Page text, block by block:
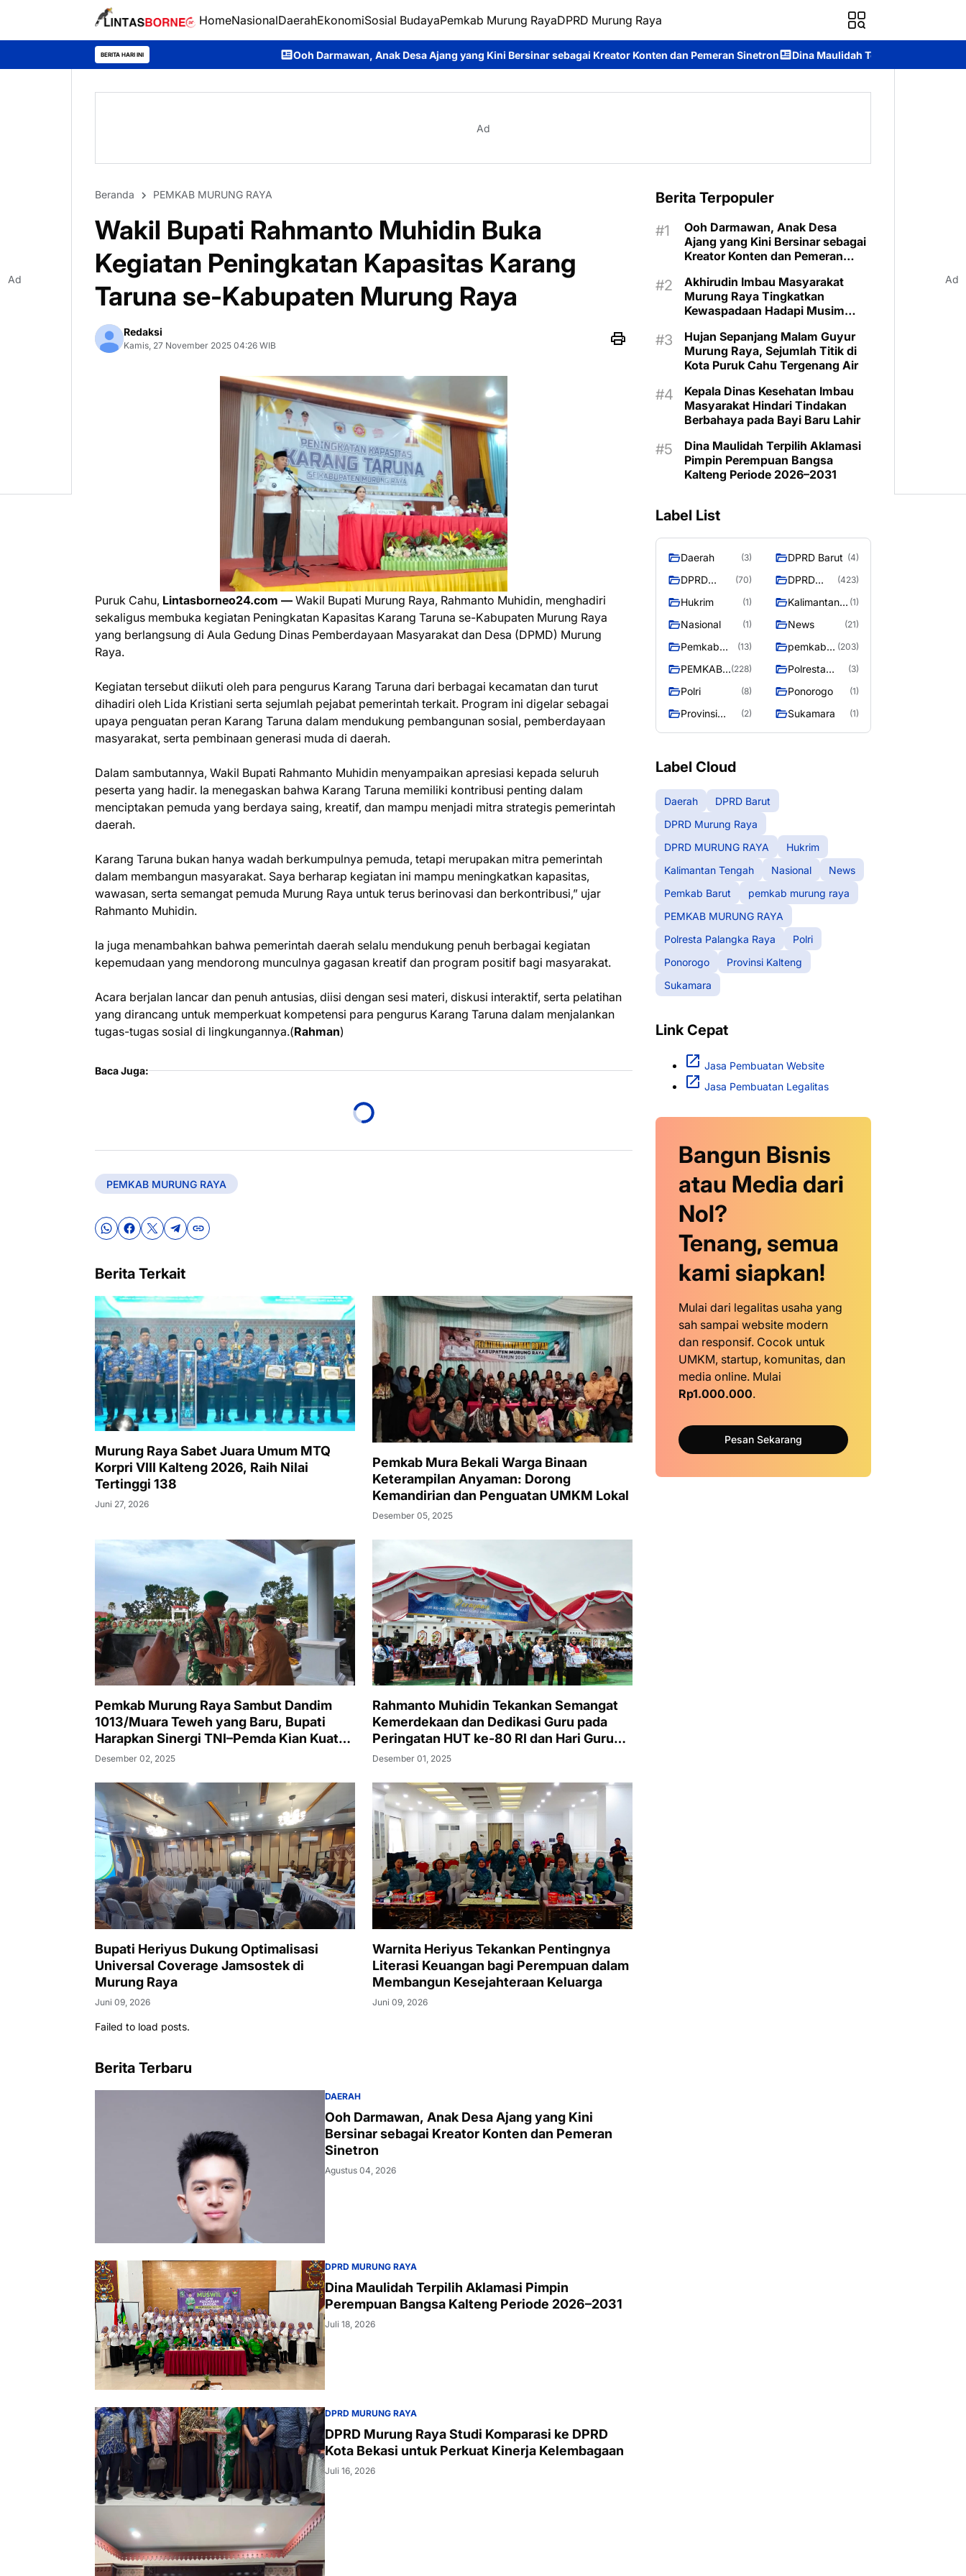
HomeNasionalDaerahEkonomiSosial BudayaPemkab Murung RayaDPRD Murung Raya
BERITA HARI INI Ooh Darmawan, Anak Desa Ajang yang Kini Bersinar sebagai Kreator Konten dan Pemeran Sinetron Dina Maulidah Terpilih Aklamasi Pimpin Perempuan Bangsa
Ad
Beranda PEMKAB MURUNG RAYA
Wakil Bupati Rahmanto Muhidin Buka
Kegiatan Peningkatan Kapasitas Karang
Taruna se-Kabupaten Murung Raya
Redaksi
Kamis, 27 November 2025 04:26 WIB
Puruk Cahu, Lintasborneo24.com — Wakil Bupati Murung Raya, Rahmanto Muhidin, menghadiri
sekaligus membuka kegiatan Peningkatan Kapasitas Karang Taruna se-Kabupaten Murung Raya
yang berlangsung di Aula Gedung Dinas Pemberdayaan Masyarakat dan Desa (DPMD) Murung
Raya.
Kegiatan tersebut diikuti oleh para pengurus Karang Taruna dari berbagai kecamatan dan turut
dihadiri oleh Lida Kristiani serta sejumlah pejabat pemerintah terkait. Program ini digelar sebagai
upaya penguatan peran Karang Taruna dalam mendukung pembangunan sosial, pemberdayaan
masyarakat, serta pembinaan generasi muda di daerah.
Dalam sambutannya, Wakil Bupati Rahmanto Muhidin menyampaikan apresiasi kepada seluruh
peserta yang hadir. Ia menegaskan bahwa Karang Taruna memiliki kontribusi penting dalam
menciptakan pemuda yang berdaya saing, kreatif, dan mampu menjadi mitra strategis pemerintah
daerah.
Karang Taruna bukan hanya wadah berkumpulnya pemuda, tetapi merupakan mitra pemerintah
dalam membangun masyarakat. Saya berharap kegiatan ini mampu meningkatkan kapasitas,
wawasan, serta semangat pemuda Murung Raya untuk terus berinovasi dan berkontribusi,” ujar
Rahmanto Muhidin.
Ia juga menambahkan bahwa pemerintah daerah selalu mendukung penuh berbagai kegiatan
kepemudaan yang mendorong munculnya gagasan kreatif dan program positif bagi masyarakat.
Acara berjalan lancar dan penuh antusias, diisi dengan sesi materi, diskusi interaktif, serta pelatihan
yang dirancang untuk memperkuat kompetensi para pengurus Karang Taruna dalam menjalankan
tugas-tugas sosial di lingkungannya.(Rahman)
Baca Juga:
PEMKAB MURUNG RAYA
Berita Terkait
Murung Raya Sabet Juara Umum MTQ
Korpri VIII Kalteng 2026, Raih Nilai
Tertinggi 138
Juni 27, 2026
Pemkab Mura Bekali Warga Binaan
Keterampilan Anyaman: Dorong
Kemandirian dan Penguatan UMKM Lokal
Desember 05, 2025
Pemkab Murung Raya Sambut Dandim
1013/Muara Teweh yang Baru, Bupati
Harapkan Sinergi TNI–Pemda Kian Kuat
untuk Keamanan dan Pembangunan
Desember 02, 2025
Rahmanto Muhidin Tekankan Semangat
Kemerdekaan dan Dedikasi Guru pada
Peringatan HUT ke-80 RI dan Hari Guru
Nasional di Murung Raya
Desember 01, 2025
Bupati Heriyus Dukung Optimalisasi
Universal Coverage Jamsostek di
Murung Raya
Juni 09, 2026
Warnita Heriyus Tekankan Pentingnya
Literasi Keuangan bagi Perempuan dalam
Membangun Kesejahteraan Keluarga
Juni 09, 2026
Failed to load posts.
Berita Terbaru
DAERAH
Ooh Darmawan, Anak Desa Ajang yang Kini
Bersinar sebagai Kreator Konten dan Pemeran
Sinetron
Agustus 04, 2026
DPRD MURUNG RAYA
Dina Maulidah Terpilih Aklamasi Pimpin
Perempuan Bangsa Kalteng Periode 2026–2031
Juli 18, 2026
DPRD MURUNG RAYA
DPRD Murung Raya Studi Komparasi ke DPRD
Kota Bekasi untuk Perkuat Kinerja Kelembagaan
Juli 16, 2026
Berita Terpopuler
Ooh Darmawan, Anak Desa
Ajang yang Kini Bersinar sebagai
Kreator Konten dan Pemeran
Akhirudin Imbau Masyarakat
Murung Raya Tingkatkan
Kewaspadaan Hadapi Musim
Hujan Sepanjang Malam Guyur
Murung Raya, Sejumlah Titik di
Kota Puruk Cahu Tergenang Air
Kepala Dinas Kesehatan Imbau
Masyarakat Hindari Tindakan
Berbahaya pada Bayi Baru Lahir
Dina Maulidah Terpilih Aklamasi
Pimpin Perempuan Bangsa
Kalteng Periode 2026–2031
Label List
Daerah (3) DPRD Barut (4)
DPRD
Raya
(70)
DPRD
RAYA
(423)
Hukrim (1)
Kalimantan
(1)
Nasional (1) News (21)
Pemkab
(13)
pemkab
raya
(203)
PEMKAB
RAYA
(228)
Polresta
Raya
(3)
Polri (8) Ponorogo (1)
Provinsi
(2) Sukamara (1)
Label Cloud
Daerah
DPRD Barut
DPRD Murung Raya
DPRD MURUNG RAYA
Hukrim
Kalimantan Tengah
Nasional
News
Pemkab Barut
pemkab murung raya
PEMKAB MURUNG RAYA
Polresta Palangka Raya
Polri
Ponorogo
Provinsi Kalteng
Sukamara
Link Cepat
Jasa Pembuatan Website
Jasa Pembuatan Legalitas
Bangun Bisnis
atau Media dari
Nol?
Tenang, semua
kami siapkan!
Mulai dari legalitas usaha yang
sah sampai website modern
dan responsif. Cocok untuk
UMKM, startup, komunitas, dan
media online. Mulai
Rp1.000.000.
Pesan Sekarang
Ad Ad